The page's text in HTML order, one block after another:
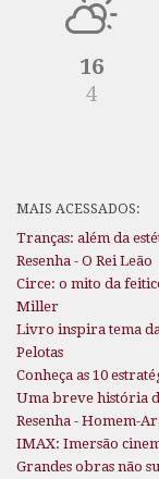
16
4
MAIS ACESSADOS:
Tranças: além da
Resenha - O Rei Leão
Circe: o mito da
Miller
Livro inspira tema
Pelotas
Conheça as 10
Uma breve história
Resenha - Homem-
IMAX: Imersão
Grandes obras não